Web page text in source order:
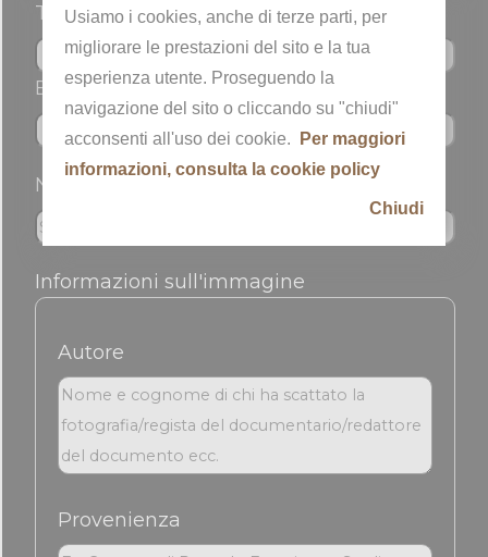
Telefono
Email *
Nickname
Informazioni sull'immagine
Autore
Provenienza
Usiamo i cookies, anche di terze parti, per
migliorare le prestazioni del sito e la tua
esperienza utente. Proseguendo la
navigazione del sito o cliccando su "chiudi"
acconsenti all'uso dei cookie.
Per maggiori
informazioni, consulta la cookie policy
Chiudi